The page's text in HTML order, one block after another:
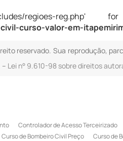
reg.php' for
curso-valor-em-
reservado. Sua reprodução,
– Lei n° 9.610-98 sobre direitos
Controlador de Acesso Terceirizado
Curso de Bombeiro Civil Preço Curso de